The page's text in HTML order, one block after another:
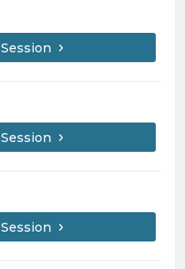
Session
Session
Session